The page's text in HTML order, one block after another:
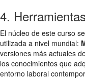
4.
El núcleo de este curso
utilizada a nivel mundial:
versiones más actuales
los conocimientos que
entorno laboral